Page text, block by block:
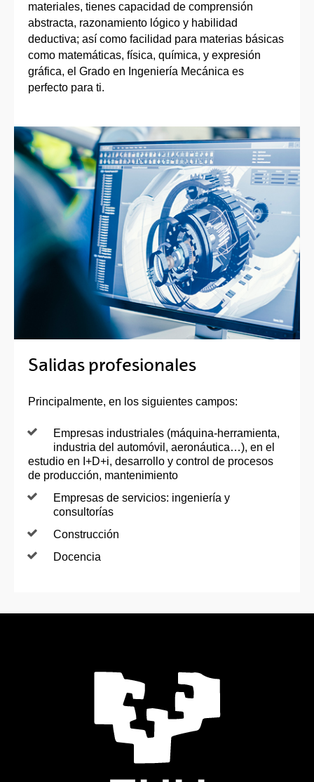
materiales, tienes capacidad de comprensión
abstracta, razonamiento lógico y habilidad
deductiva; así como facilidad para materias básicas
como matemáticas, física, química, y expresión
gráfica, el Grado en Ingeniería Mecánica es
perfecto para ti.
Salidas profesionales
Principalmente, en los siguientes campos:
Empresas industriales (máquina-herramienta,
industria del automóvil, aeronáutica…), en el
estudio en I+D+i, desarrollo y control de procesos
de producción, mantenimiento
Empresas de servicios: ingeniería y
consultorías
Construcción
Docencia